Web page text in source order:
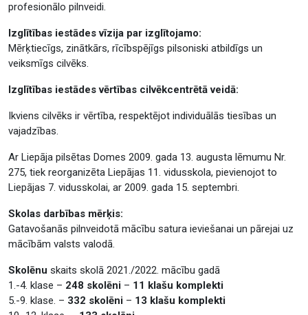
profesionālo pilnveidi.
Izglītības iestādes vīzija par izglītojamo:
Mērķtiecīgs, zinātkārs, rīcībspējīgs pilsoniski atbildīgs un
veiksmīgs cilvēks.
Izglītības iestādes vērtības cilvēkcentrētā veidā:
Ikviens cilvēks ir vērtība, respektējot individuālās tiesības un
vajadzības.
Ar Liepāja pilsētas Domes 2009. gada 13. augusta lēmumu Nr.
275, tiek reorganizēta Liepājas 11. vidusskola, pievienojot to
Liepājas 7. vidusskolai, ar 2009. gada 15. septembri.
Skolas darbības mērķis:
Gatavošanās pilnveidotā mācību satura ieviešanai un pārejai uz
mācībām valsts valodā.
Skolēnu skaits skolā 2021./2022. mācību gadā
1.-4. klase – 248 skolēni – 11 klašu komplekti
5.-9. klase. – 332 skolēni – 13 klašu komplekti